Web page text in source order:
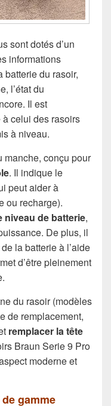
sont dotés d’un
informations
batterie du rasoir,
l’état du
Il est
celui des rasoirs
à niveau.
manche, conçu pour
. Il indique le
peut aider à
ou recharge).
niveau de batterie,
De plus, il
de la batterie à l’aide
d’être pleinement
du rasoir (modèles
de remplacement,
remplacer la tête
Braun Serie 9 Pro
moderne et
gamme